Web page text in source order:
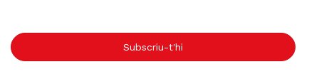
Subscriu-t'hi